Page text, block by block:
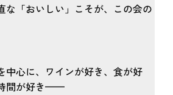
な「おいしい」こそが、この会の
中心に、ワインが好き、食が好
間が好き——